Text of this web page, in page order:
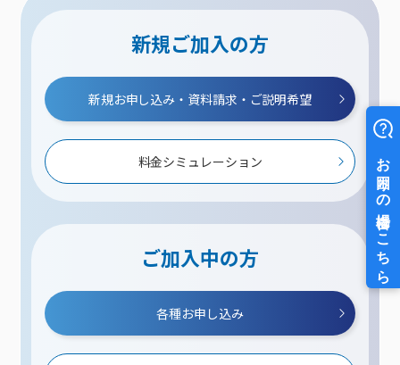
新規ご加入の方
新規お申し込み・資料請求・ご説明希望
料金シミュレーション
ご加入中の方
各種お申し込み